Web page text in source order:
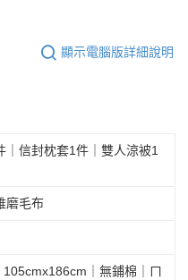
顯示電腦版詳細說明
｜信封枕套1件｜雙人涼被1
磨毛布
｜無鋪棉｜ㄇ